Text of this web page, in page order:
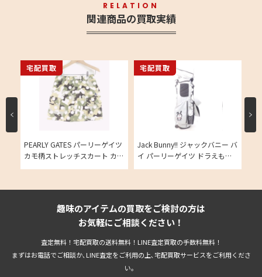
RELATION
関連商品の買取実績
PEARLY GATES パーリーゲイツ
カモ柄ストレッチスカート カー
宅配買取
Jack Bunny!! ジャックバニー バ
イ パーリーゲイツ ドラえもん
宅配買取
趣味のアイテムの買取をご検討の方は
お気軽にご相談ください！
査定無料！宅配買取の送料無料！LINE査定買取の手数料無料！
まずはお電話でご相談か､LINE査定をご利用の上､宅配買取サービスをご利用くださ
い。